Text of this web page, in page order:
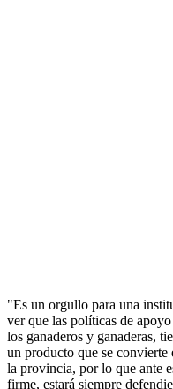
"Es un orgullo para una
ver que las políticas de
los ganaderos y ganaderas,
un producto que se convierte
la provincia, por lo que ante
firme, estará siempre